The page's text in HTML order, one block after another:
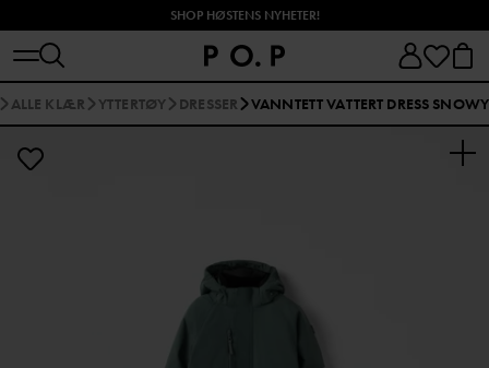
SHOP HØSTENS NYHETER!
ALLE KLÆR YTTERTØY DRESSER VANNTETT VATTERT DRESS SNOWY